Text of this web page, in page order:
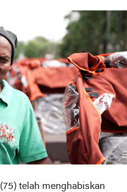
(75) telah menghabiskan